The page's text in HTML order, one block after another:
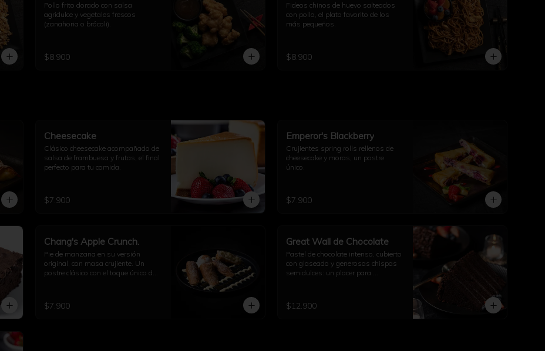
Pollo frito dorado con salsa
agridulce y vegetales frescos
(zanahoria o brócoli).
$8.900
Fideos chinos de huevo salteados
con pollo, el plato favorito de los
más pequeños.
$8.900
Cheesecake
Clásico cheesecake acompañado de
salsa de frambuesa y frutas, el final
perfecto para tu comida.
$7.900
Emperor's Blackberry
Crujientes spring rolls rellenos de
cheesecake y moras, un postre
único.
$7.900
Chang's Apple Crunch.
Pie de manzana en su versión
original, con masa crujiente. Un
postre clásico con el toque único de
$7.900
Great Wall de Chocolate
Pastel de chocolate intenso, cubierto
con glaseado y generosas chispas
semidulces: un placer para
$12.900